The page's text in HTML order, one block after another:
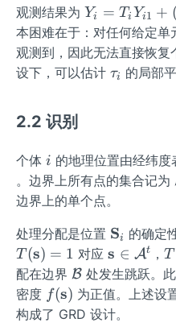
{t}
0}
cal
{A}
^
{c}
观测结果为 Y_i
=T
_
{i}
-T_
{i})
Y_
0}
Yi = Ti Yi1 + (
本困难在于：对任何给定
观测到，因此无法直接恢复
设下，可以估计 \t
τi 的局部平
2.2 识别
个体 i
i 的地理位置由经纬度
。边界上所有点的集合记为
边界上的单个点。
处理分配是位置 \m
ath
bf
{S}
_
{i}
Si 的确定
T (s) = 1 对应\m
ath
bf
{s}
s ∈ At ，T
T
配在边界 \m
ath
cal
B处发生跳跃。
密度 f
(\m
f(s) 为正值。上述设
构成了 GRD 设计。